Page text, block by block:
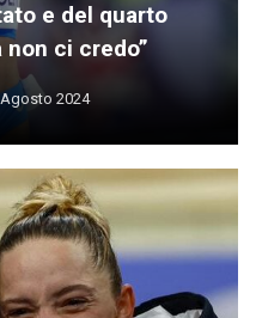
e del quarto
ci credo”
2024